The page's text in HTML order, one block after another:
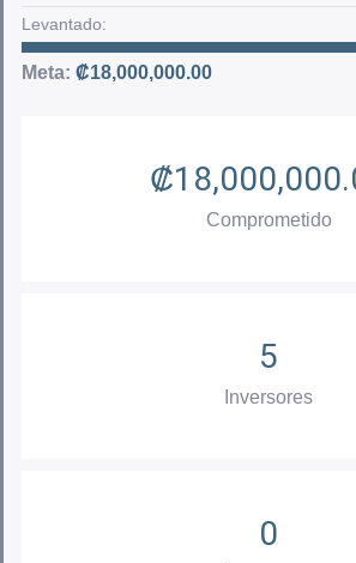
Levantado:
Meta: ₡18,000,000.00
₡
Comprometido
5
Inversores
0